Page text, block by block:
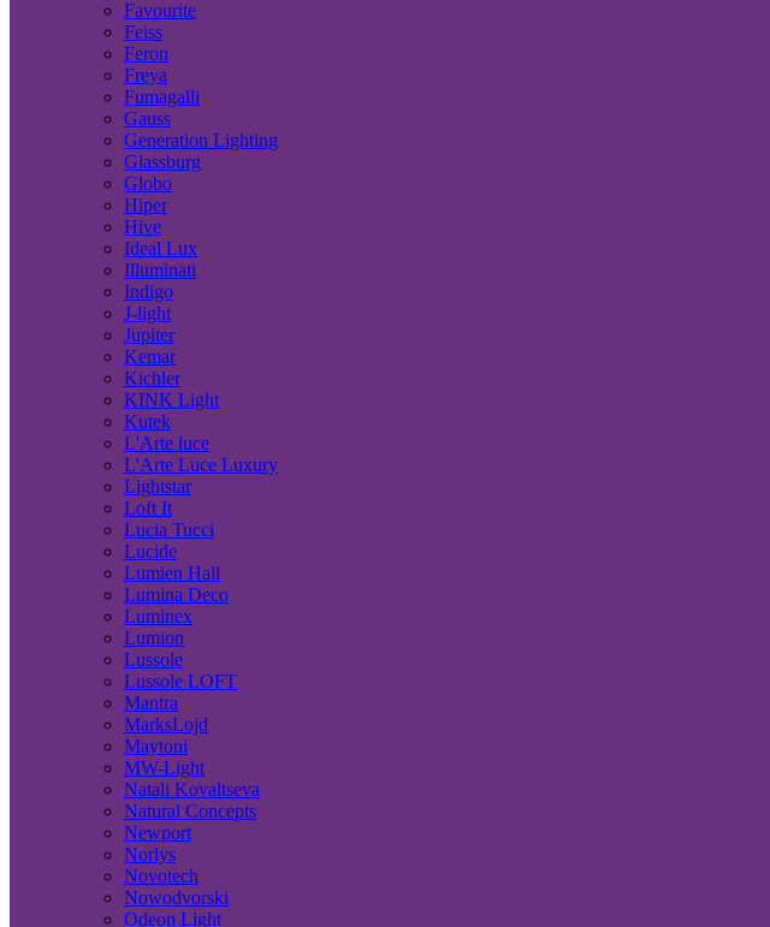
Favourite
Feiss
Feron
Freya
Fumagalli
Gauss
Generation Lighting
Glassburg
Globo
Hiper
Hive
Ideal Lux
Illuminati
Indigo
J-light
Jupiter
Kemar
Kichler
KINK Light
Kutek
L'Arte luce
L'Arte Luce Luxury
Lightstar
Loft It
Lucia Tucci
Lucide
Lumien Hall
Lumina Deco
Luminex
Lumion
Lussole
Lussole LOFT
Mantra
MarksLojd
Maytoni
MW-Light
Natali Kovaltseva
Natural Concepts
Newport
Norlys
Novotech
Nowodvorski
Odeon Light